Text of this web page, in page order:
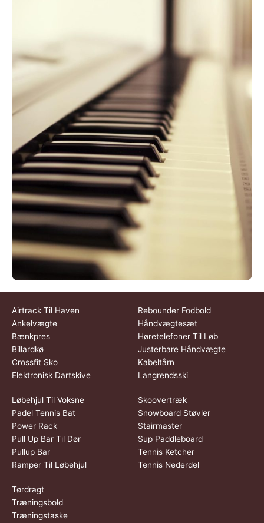
Airtrack Til Haven
Ankelvægte
Bænkpres
Billardkø
Crossfit Sko
Elektronisk Dartskive
Rebounder Fodbold
Håndvægtesæt
Høretelefoner Til Løb
Justerbare Håndvægte
Kabeltårn
Langrendsski
Løbehjul Til Voksne
Padel Tennis Bat
Power Rack
Pull Up Bar Til Dør
Pullup Bar
Ramper Til Løbehjul
Skoovertræk
Snowboard Støvler
Stairmaster
Sup Paddleboard
Tennis Ketcher
Tennis Nederdel
Tørdragt
Træningsbold
Træningstaske